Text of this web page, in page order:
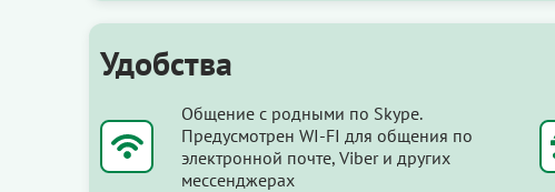
Удобства
Общение с родными по Skype.
Предусмотрен WI-FI для общения по
электронной почте, Viber и других
мессенджерах